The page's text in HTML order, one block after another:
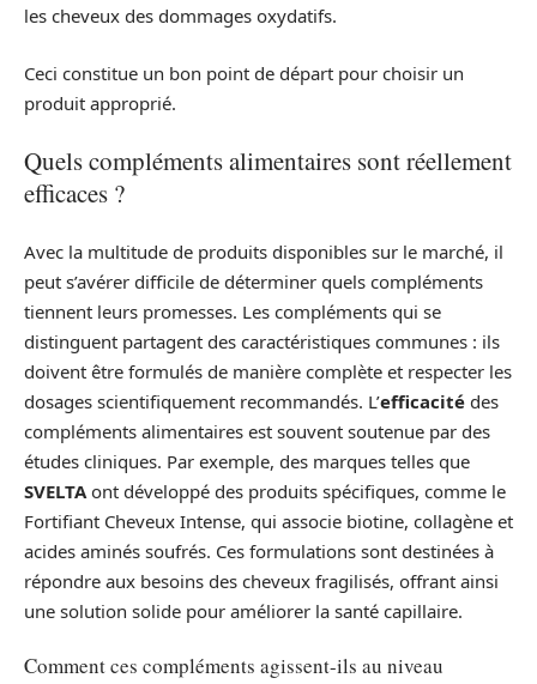
les cheveux des dommages oxydatifs.
Ceci constitue un bon point de départ pour choisir un
produit approprié.
Quels compléments alimentaires sont réellement
efficaces ?
Avec la multitude de produits disponibles sur le marché, il
peut s’avérer difficile de déterminer quels compléments
tiennent leurs promesses. Les compléments qui se
distinguent partagent des caractéristiques communes : ils
doivent être formulés de manière complète et respecter les
dosages scientifiquement recommandés. L’efficacité des
compléments alimentaires est souvent soutenue par des
études cliniques. Par exemple, des marques telles que
SVELTA ont développé des produits spécifiques, comme le
Fortifiant Cheveux Intense, qui associe biotine, collagène et
acides aminés soufrés. Ces formulations sont destinées à
répondre aux besoins des cheveux fragilisés, offrant ainsi
une solution solide pour améliorer la santé capillaire.
Comment ces compléments agissent-ils au niveau